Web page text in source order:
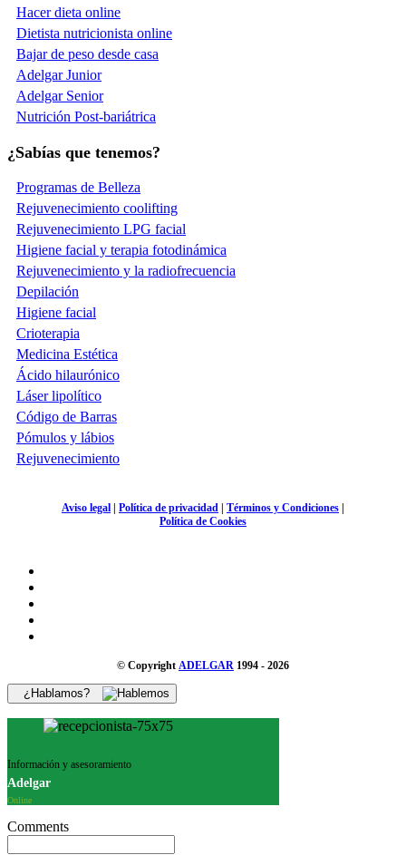
Hacer dieta online
Dietista nutricionista online
Bajar de peso desde casa
Adelgar Junior
Adelgar Senior
Nutrición Post-bariátrica
¿Sabías que tenemos?
Programas de Belleza
Rejuvenecimiento coolifting
Rejuvenecimiento LPG facial
Higiene facial y terapia fotodinámica
Rejuvenecimiento y la radiofrecuencia
Depilación
Higiene facial
Crioterapia
Medicina Estética
Ácido hilaurónico
Láser lipolítico
Código de Barras
Pómulos y lábios
Rejuvenecimiento
Aviso legal | Política de privacidad | Términos y Condiciones |
Política de Cookies
© Copyright ADELGAR 1994 - 2026
¿Hablamos?
Información y asesoramiento
Adelgar
Online
Comments